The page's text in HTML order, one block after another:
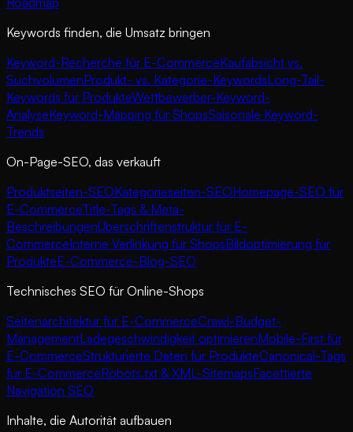
Keywords finden, die Umsatz bringen
Keyword-Recherche für E-CommerceKaufabsicht vs.
SuchvolumenProdukt- vs. Kategorie-KeywordsLong-Tail-
Keywords für ProdukteWettbewerber-Keyword-
AnalyseKeyword-Mapping für ShopsSaisonale Keyword-
Trends
On-Page-SEO, das verkauft
Produktseiten-SEOKategorieseiten-SEOHomepage-SEO für
E-CommerceTitle-Tags & Meta-
BeschreibungenÜberschriftenstruktur für E-
CommerceInterne Verlinkung für ShopsBildoptimierung für
ProdukteE-Commerce-Blog-SEO
Technisches SEO für Online-Shops
Seitenarchitektur für E-CommerceCrawl-Budget-
ManagementLadegeschwindigkeit optimierenMobile-First für
E-CommerceStrukturierte Daten für ProdukteCanonical-Tags
für E-CommerceRobots.txt & XML-SitemapsFacettierte
Navigation SEO
Inhalte, die Autorität aufbauen